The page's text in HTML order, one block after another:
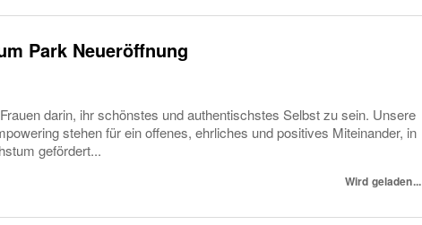
Park Neueröffnung
darin, ihr schönstes und authentischstes Selbst zu sein. Unsere
stehen für ein offenes, ehrliches und positives Miteinander, in
gefördert...
Wird geladen...